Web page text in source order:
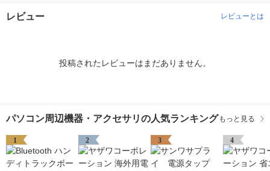
レビュー レビューとは
投稿されたレビューはまだありません。
パソコン周辺機器・アクセサリの人気ランキング もっと見る
1 2 3 4